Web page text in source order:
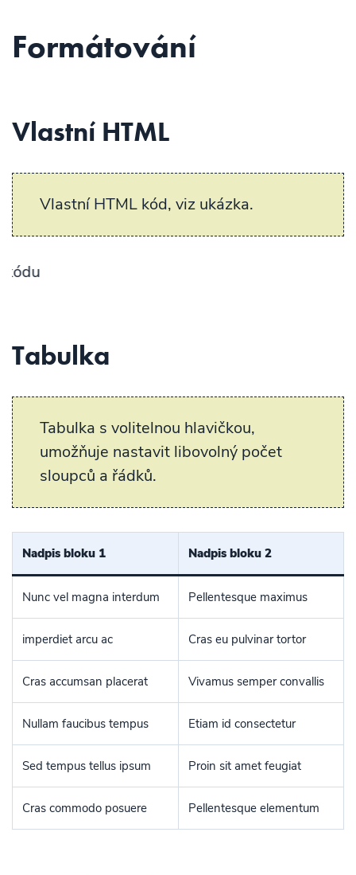
Formátování
Vlastní HTML
Vlastní HTML kód, viz ukázka.
Tabulka
Tabulka s volitelnou hlavičkou,
umožňuje nastavit libovolný počet
sloupců a řádků.
Nadpis bloku 1 Nadpis bloku 2
Nunc vel magna interdum Pellentesque maximus
imperdiet arcu ac Cras eu pulvinar tortor
Cras accumsan placerat Vivamus semper convallis
Nullam faucibus tempus Etiam id consectetur
Sed tempus tellus ipsum Proin sit amet feugiat
Cras commodo posuere Pellentesque elementum